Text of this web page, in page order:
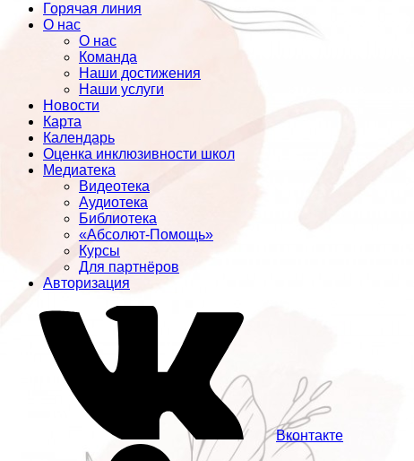
Горячая линия
О нас
О нас
Команда
Наши достижения
Наши услуги
Новости
Карта
Календарь
Оценка инклюзивности школ
Медиатека
Видеотека
Аудиотека
Библиотека
«Абсолют-Помощь»
Курсы
Для партнёров
Авторизация
Вконтакте